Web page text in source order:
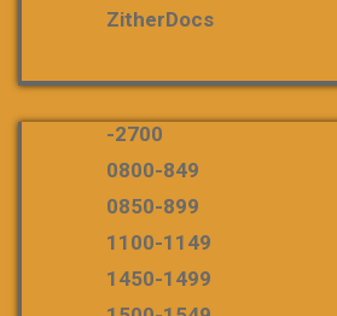
ZitherDocs
-2700
0800-849
0850-899
1100-1149
1450-1499